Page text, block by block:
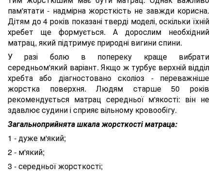
пам'ятати - надмірна жорсткість не завжди корисна.
Дітям до 4 років показані тверді моделі, оскільки їхній
хребет ще формується. А дорослим необхідний
матрац, який підтримує природні вигини спини.
У разі болю в попереку краще вибрати
середньом'який варіант. Якщо ж турбує верхній відділ
хребта або діагностовано сколіоз - переважніше
жорстка поверхня. Людям старше 50 років
рекомендується матрац середньої м'якості: він не
здавлює судини і сприяє вільному кровообігу.
Загальноприйнята шкала жорсткості матраца:
1 - дуже м'який;
2 - м'який;
3 - середньої жорсткості;